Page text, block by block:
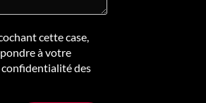
cette case,
à votre
des